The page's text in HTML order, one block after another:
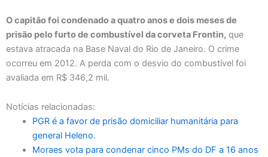
O capitão foi condenado a quatro anos e dois meses de
prisão pelo furto de combustível da corveta Frontin, que
estava atracada na Base Naval do Rio de Janeiro. O crime
ocorreu em 2012. A perda com o desvio do combustível foi
avaliada em R$ 346,2 mil.
Notícias relacionadas:
PGR é a favor de prisão domiciliar humanitária para
general Heleno.
Moraes vota para condenar cinco PMs do DF a 16 anos